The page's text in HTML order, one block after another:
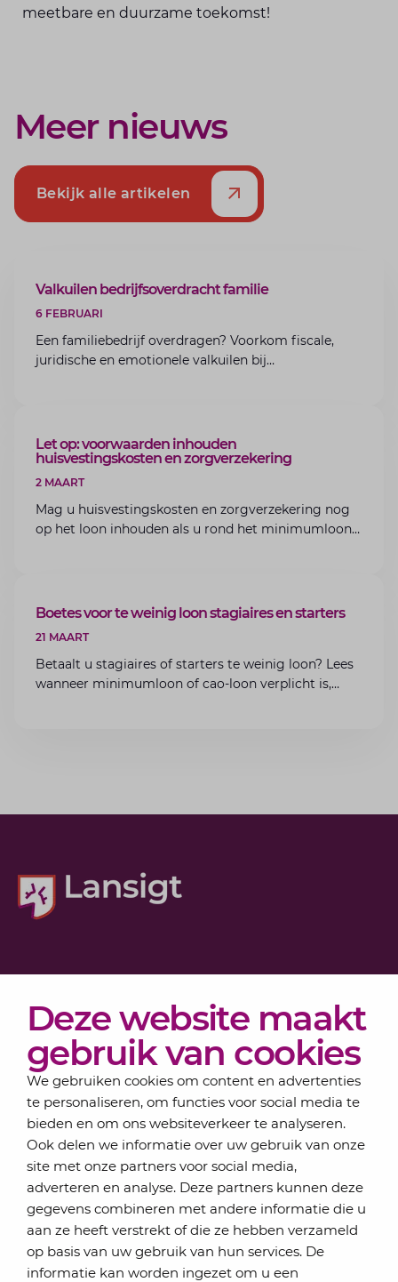
Deze website maakt
gebruik van cookies
We gebruiken cookies om content en advertenties
te personaliseren, om functies voor social media te
bieden en om ons websiteverkeer te analyseren.
Ook delen we informatie over uw gebruik van onze
site met onze partners voor social media,
adverteren en analyse. Deze partners kunnen deze
gegevens combineren met andere informatie die u
aan ze heeft verstrekt of die ze hebben verzameld
op basis van uw gebruik van hun services. De
informatie kan worden ingezet om u een
meetbare en duurzame toekomst!
Meer nieuws
Bekijk alle artikelen
ARTIKEL
Valkuilen bedrijfsoverdracht familie
6 FEBRUARI
Een familiebedrijf overdragen? Voorkom fiscale,
juridische en emotionele valkuilen bij
ARTIKEL
Let op: voorwaarden inhouden
huisvestingskosten en zorgverzekering
2 MAART
Mag u huisvestingskosten en zorgverzekering nog
op het loon inhouden als u rond het minimumloon
ARTIKEL
Boetes voor te weinig loon stagiaires en starters
21 MAART
Betaalt u stagiaires of starters te weinig loon? Lees
wanneer minimumloon of cao-loon verplicht is,
Actueel
Over Lansigt
Contact
Schrijf je in voor onze nieuwsbrief
Elke maand bundelen de adviseurs van Lansigt in
de eSigt het nieuws.
Jouw emailadres